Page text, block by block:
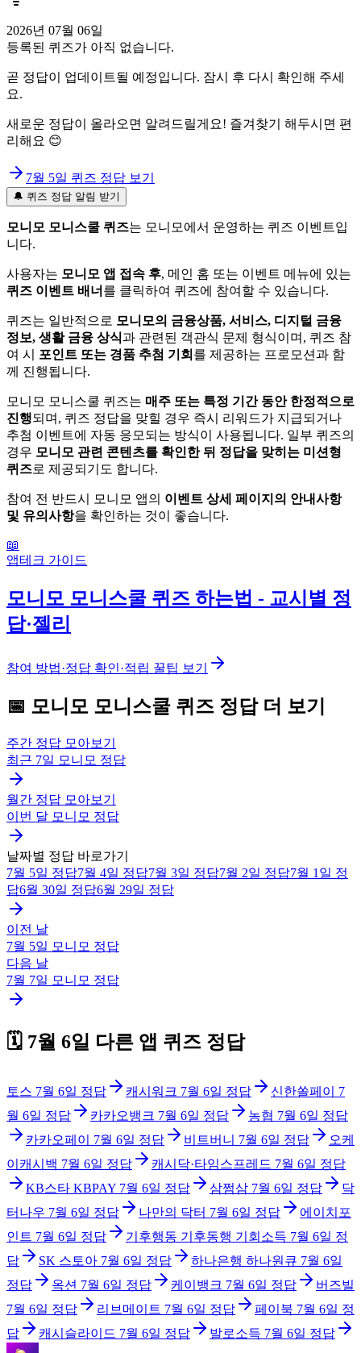
2026년 07월 06일
등록된 퀴즈가 아직 없습니다.
곧 정답이 업데이트될 예정입니다. 잠시 후 다시 확인해 주세
요.
새로운 정답이 올라오면 알려드릴게요! 즐겨찾기 해두시면 편
리해요 😊
7월 5일 퀴즈 정답 보기
🔔 퀴즈 정답 알림 받기
모니모 모니스쿨 퀴즈는 모니모에서 운영하는 퀴즈 이벤트입
니다.
사용자는 모니모 앱 접속 후, 메인 홈 또는 이벤트 메뉴에 있는
퀴즈 이벤트 배너 를 클릭하여 퀴즈에 참여할 수 있습니다.
퀴즈는 일반적으로 모니모의 금융상품, 서비스, 디지털 금융
정보, 생활 금융 상식과 관련된 객관식 문제 형식이며, 퀴즈 참
여 시
포인트 또는 경품 추첨 기회 를 제공하는 프로모션과 함
께 진행됩니다.
모니모 모니스쿨 퀴즈는 매주 또는 특정 기간 동안 한정적으로
진행되며, 퀴즈 정답을 맞힐 경우 즉시 리워드가 지급되거나
추첨 이벤트에 자동 응모되는 방식이 사용됩니다. 일부 퀴즈의
경우 모니모 관련 콘텐츠를 확인한 뒤 정답을 맞히는 미션형
퀴즈로 제공되기도 합니다.
참여 전 반드시 모니모 앱의 이벤트 상세 페이지의 안내사항
및 유의사항을 확인하는 것이 좋습니다.
📖
앱테크 가이드
모니모 모니스쿨 퀴즈 하는법 - 교시별 정
답·젤리
참여 방법·정답 확인·적립 꿀팁 보기
📅 모니모 모니스쿨 퀴즈 정답 더 보기
주간 정답 모아보기
최근 7일 모니모 정답
월간 정답 모아보기
이번 달 모니모 정답
날짜별 정답 바로가기
7월 5일 정답7월 4일 정답7월 3일 정답7월 2일 정답7월 1일 정
답6월 30일 정답6월 29일 정답
이전 날
7월 5일 모니모 정답
다음 날
7월 7일 모니모 정답
🗓️ 7월 6일 다른 앱 퀴즈 정답
토스 7월 6일 정답 캐시워크 7월 6일 정답 신한쏠페이
7
월 6일 정답 카카오뱅크 7월 6일 정답 농협 7월 6일 정답
카카오페이
7월 6일 정답 비트버니 7월 6일 정답
오케
이캐시백 7월 6일 정답 캐시닥·타임스프레드 7월 6일 정답
KB스타 KBPAY 7월 6일 정답 삼쩜삼 7월 6일 정답
닥
터나우 7월 6일 정답 나만의 닥터 7월 6일 정답
에이치포
인트 7월 6일 정답 기후행동 기후동행 기회소득 7월 6일 정
답
SK 스토아 7월 6일 정답 하나은행 하나원큐 7월 6일
정답
옥션 7월 6일 정답 케이뱅크 7월 6일 정답
버즈빌
7월 6일 정답 리브메이트 7월 6일 정답 페이북 7월 6일 정
답
캐시슬라이드 7월 6일 정답 발로소득 7월 6일 정답